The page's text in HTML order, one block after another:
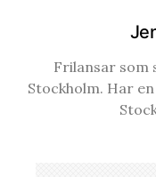
Frilansar som
Stockholm. Har